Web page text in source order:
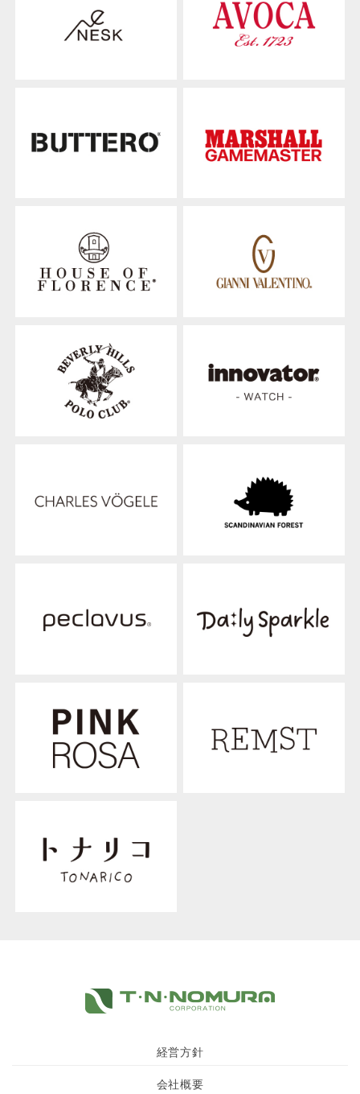
経営方針
会社概要